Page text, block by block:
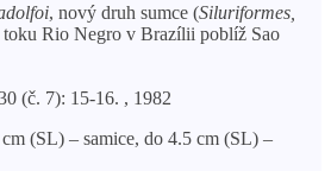
, nový druh sumce (Siluriformes,
Rio Negro v Brazílii poblíž Sao
(č. 7): 15-16. , 1982
(SL) – samice, do 4.5 cm (SL) –